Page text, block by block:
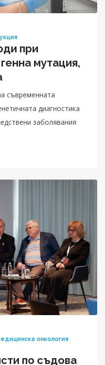
при
мутация,
съвременната
диагностика
заболявания
онкология
по съдова